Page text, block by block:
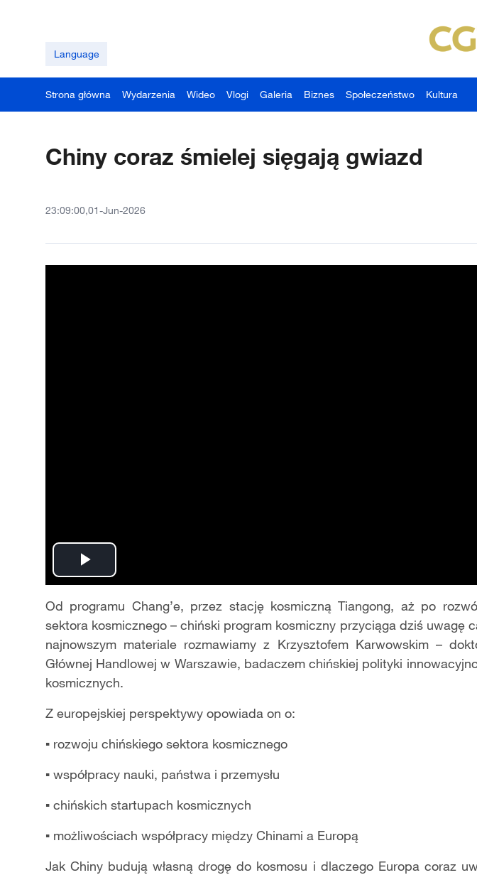
Language
Strona główna Wydarzenia Wideo Vlogi Galeria Biznes Społeczeństwo Kultura
Chiny coraz śmielej sięgają gwiazd
23:09:00,01-Jun-2026
Play
Video
Od programu Chang’e, przez stację kosmiczną Tiangong, aż po
sektora kosmicznego – chiński program kosmiczny przyciąga dziś uwagę
najnowszym materiale rozmawiamy z Krzysztofem Karwowskim –
Głównej Handlowej w Warszawie, badaczem chińskiej polityki
kosmicznych.
Z europejskiej perspektywy opowiada on o:
▪ rozwoju chińskiego sektora kosmicznego
▪ współpracy nauki, państwa i przemysłu
▪ chińskich startupach kosmicznych
▪ możliwościach współpracy między Chinami a Europą
Jak Chiny budują własną drogę do kosmosu i dlaczego Europa coraz